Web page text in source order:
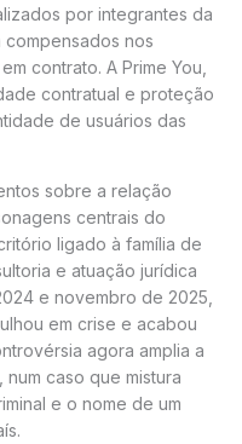
por integrantes da
nos
contrato. A Prime You,
contratual e proteção
de usuários das
sobre a relação
centrais do
ligado à família de
e atuação jurídica
e novembro de 2025,
em crise e acabou
agora amplia a
caso que mistura
e o nome de um